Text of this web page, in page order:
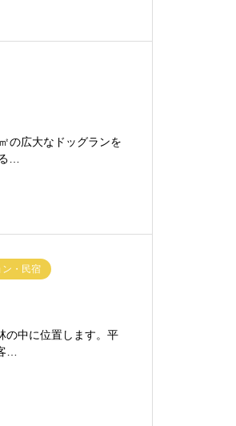
の広大なドッグランを
…
ン・民宿
の中に位置します。平
…